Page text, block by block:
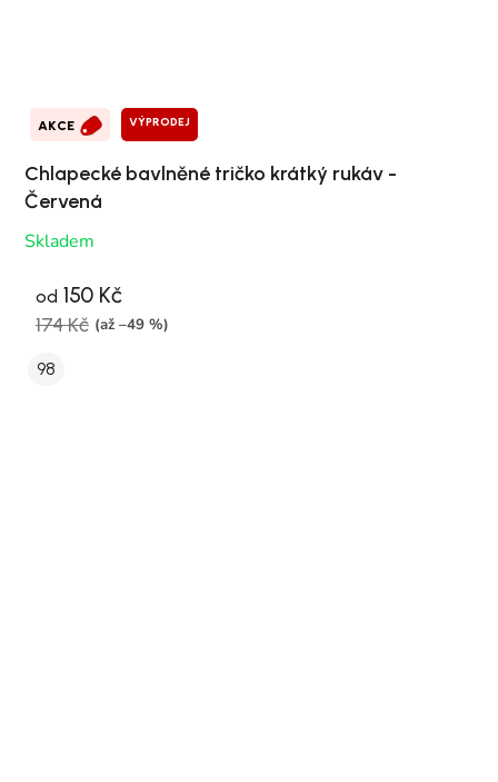
AKCE VÝPRODEJ
Chlapecké bavlněné tričko krátký rukáv -
Červená
Skladem
od 150 Kč
174 Kč (až –49 %)
98